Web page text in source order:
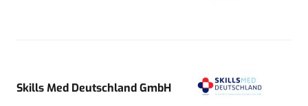
Skills Med Deutschland GmbH